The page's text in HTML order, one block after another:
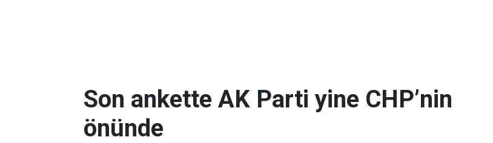
Son ankette AK Parti yine CHP’nin
önünde